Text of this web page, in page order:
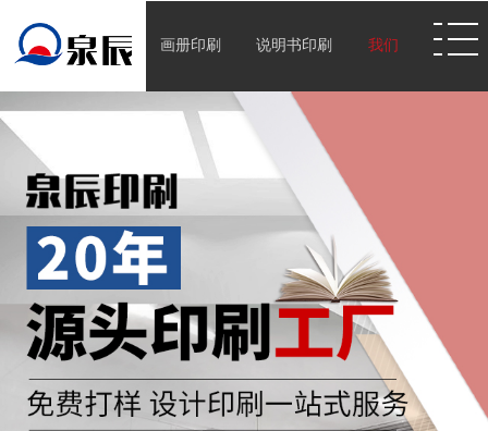
画册印刷 说明书印刷 我们